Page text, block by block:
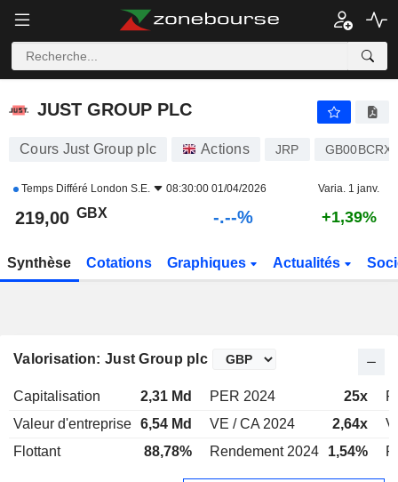
JUST GROUP PLC 219,00 p -
JUST GROUP PLC
Cours Just Group plc Actions JRP
Temps Différé London S.E. 08:30:00 01/04/2026 Varia. 1 janv.
219,00 GBX -.--% +1,39%
Synthèse Cotations Graphiques Actualités
Valorisation: Just Group plc
Capitalisation 2,31 Md PER 2024 25x
Valeur d'entreprise 6,54 Md VE / CA 2024 2,64x
Flottant
88,78% Rendement 2024 1,54%